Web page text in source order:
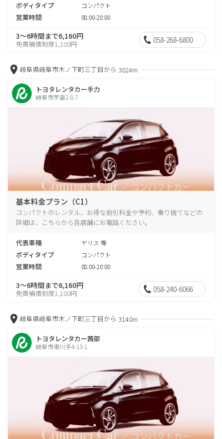
ボディタイプ コンパクト
営業時間 08:00-20:00
3～6時間まで6,160円
免責補償制度1,100円 058-268-6800
岐阜県岐阜市木ノ下町三丁目から 3024m
トヨタレンタカー手力
岐阜市芋島2-8-7
基本料金プラン（C1）
コンパクトのレンタル、お得な割引料金や予約、乗り捨てなどの
詳細は、こちらから各店舗にお電話ください。
代表車種 ヤリス 等
ボディタイプ コンパクト
営業時間 08:00-20:00
3～6時間まで6,160円
免責補償制度1,100円 058-240-6066
岐阜県岐阜市木ノ下町三丁目から 3140m
トヨタレンタカー茜部
岐阜市東川手4-13-1